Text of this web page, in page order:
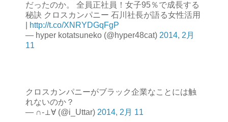
だったのか。 全員正社員！女子95％で成長する
秘訣 クロスカンパニー 石川社長が語る女性活用
http://t.co/XNRYDGqFgP
— hyper kotatsuneko (@hyper48cat) 2014, 2月
11
クロスカンパニーがブラック企業なことには触
れないのか？
— ∩-⊥∀ (@i_Uttar) 2014, 2月 11